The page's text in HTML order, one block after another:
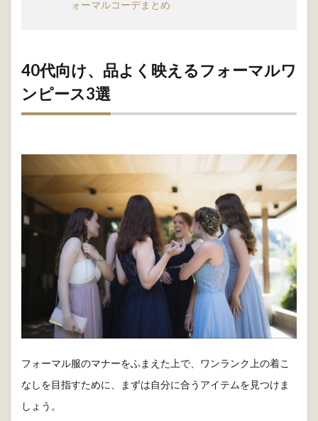
40代向け、品よく映えるフォーマルワ
ンピース3選